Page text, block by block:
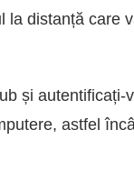
la distanță care
și autentificați-
astfel